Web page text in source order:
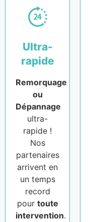
Ultra-
rapide
Remorquage
ou
Dépannage
ultra-
rapide !
Nos
partenaires
arrivent en
un temps
record
pour toute
intervention.